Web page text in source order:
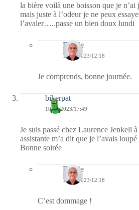
la bière voilà une boisson que je n’ai
mais juste à l’odeur je ne peux
l’avaler…..passe un bien doux lundi
Bernie
11/12/2023/12:18
Je comprends, bonne journée.
bikerpat
10/12/2023/17:49
Je suis passé chez Laurence Jenkell
assistante m’a dit que je l’avais
Bonne soirée
Bernie
11/12/2023/12:18
C’est dommage !